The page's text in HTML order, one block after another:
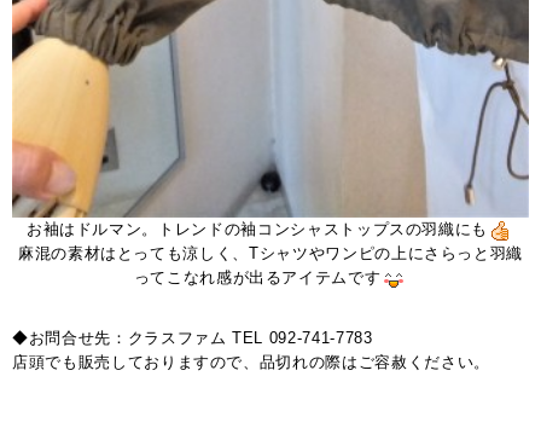
お袖はドルマン。トレンドの袖コンシャストップスの羽織にも
麻混の素材はとっても涼しく、Tシャツやワンピの上にさらっと羽織
ってこなれ感が出るアイテムです
◆お問合せ先：クラスファム TEL 092-741-7783
店頭でも販売しておりますので、品切れの際はご容赦ください。